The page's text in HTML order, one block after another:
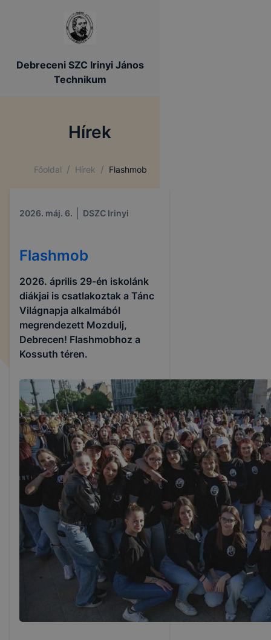
Debreceni SZC Irinyi János
Technikum
Hírek
Főoldal / Hírek / Flashmob
2026. máj. 6. DSZC Irinyi
Flashmob
2026. április 29-én iskolánk
diákjai is csatlakoztak a Tánc
Világnapja alkalmából
megrendezett Mozdulj,
Debrecen! Flashmobhoz a
Kossuth téren.